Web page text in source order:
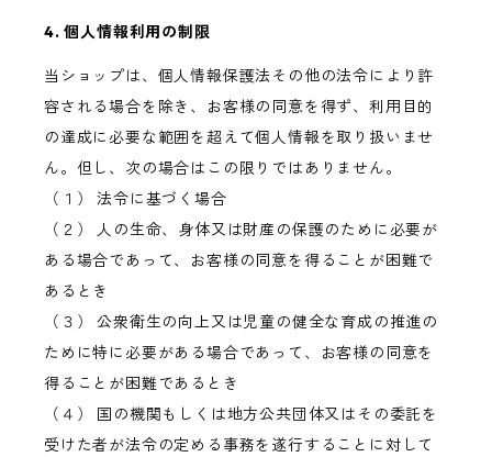
4. 個人情報利用の制限
当ショップは、個人情報保護法その他の法令により許
容される場合を除き、お客様の同意を得ず、利用目的
の達成に必要な範囲を超えて個人情報を取り扱いませ
ん。但し、次の場合はこの限りではありません。
（１） 法令に基づく場合
（２） 人の生命、身体又は財産の保護のために必要が
ある場合であって、お客様の同意を得ることが困難で
あるとき
（３） 公衆衛生の向上又は児童の健全な育成の推進の
ために特に必要がある場合であって、お客様の同意を
得ることが困難であるとき
（４） 国の機関もしくは地方公共団体又はその委託を
受けた者が法令の定める事務を遂行することに対して